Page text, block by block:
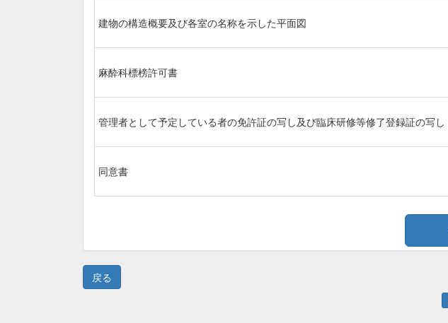
建物の構造概要及び各室の名称を示した平面図
麻酔科標榜許可書
管理者として予定している者の免許証の写し及び臨床研修等修了登録証の写し
同意書